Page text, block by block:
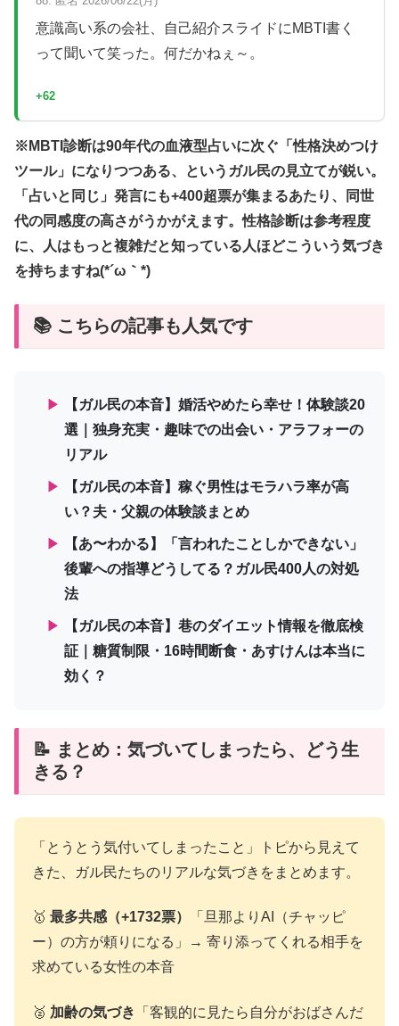
意識高い系の会社、自己紹介スライドにMBTI書く
って聞いて笑った。何だかねぇ～。
+62
※MBTI診断は90年代の血液型占いに次ぐ「性格決めつけ
ツール」になりつつある、というガル民の見立てが鋭い。
「占いと同じ」発言にも+400超票が集まるあたり、同世
代の同感度の高さがうかがえます。性格診断は参考程度
に、人はもっと複雑だと知っている人ほどこういう気づき
を持ちますね(*´ω｀*)
📚 こちらの記事も人気です
▶
【ガル民の本音】婚活やめたら幸せ！体験談20
選｜独身充実・趣味での出会い・アラフォーの
リアル
▶
【ガル民の本音】稼ぐ男性はモラハラ率が高
い？夫・父親の体験談まとめ
▶
【あ〜わかる】「言われたことしかできない」
後輩への指導どうしてる？ガル民400人の対処
法
▶
【ガル民の本音】巷のダイエット情報を徹底検
証｜糖質制限・16時間断食・あすけんは本当に
効く？
📝 まとめ：気づいてしまったら、どう生
きる？
「とうとう気付いてしまったこと」トピから見えて
きた、ガル民たちのリアルな気づきをまとめます。
🥇 最多共感（+1732票）
「旦那よりAI（チャッピ
ー）の方が頼りになる」→ 寄り添ってくれる相手を
求めている女性の本音
🥈 加齢の気づき
「客観的に見たら自分がおばさんだ